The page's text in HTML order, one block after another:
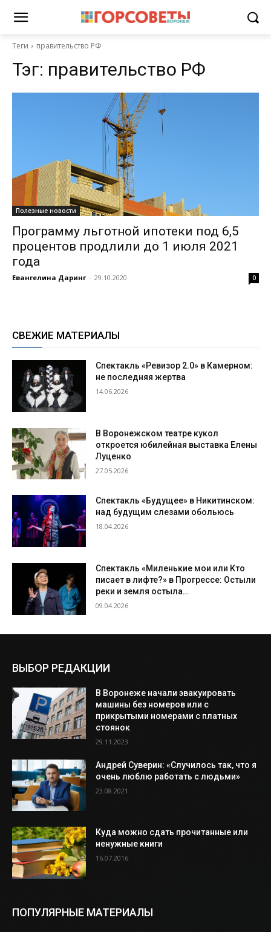
Теги правительство РФ
Тэг: правительство РФ
Полезные новости
Программу льготной ипотеки под 6,5
процентов продлили до 1 июля 2021
года
Евангелина Даринг - 29.10.2020 0
СВЕЖИЕ МАТЕРИАЛЫ
Спектакль «Ревизор 2.0» в Камерном:
не последняя жертва
14.06.2026
В Воронежском театре кукол
откроется юбилейная выставка Елены
Луценко
27.05.2026
Спектакль «Будущее» в Никитинском:
над будущим слезами обольюсь
18.04.2026
Спектакль «Миленькие мои или Кто
писает в лифте?» в Прогрессе: Остыли
реки и земля остыла…
09.04.2026
ВЫБОР РЕДАКЦИИ
В Воронеже начали эвакуировать
машины без номеров или с
прикрытыми номерами с платных
стоянок
29.11.2023
Андрей Суверин: «Случилось так, что я
очень люблю работать с людьми»
23.08.2021
Куда можно сдать прочитанные или
ненужные книги
16.07.2016
ПОПУЛЯРНЫЕ МАТЕРИАЛЫ